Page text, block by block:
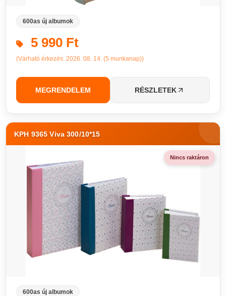
600as új albumok
5 990 Ft
(Várható érkezés: 2026. 08. 14. (5 munkanap))
MEGRENDELEM RÉSZLETEK
KPH 9365 Viva 300/10*15
Nincs raktáron
600as új albumok